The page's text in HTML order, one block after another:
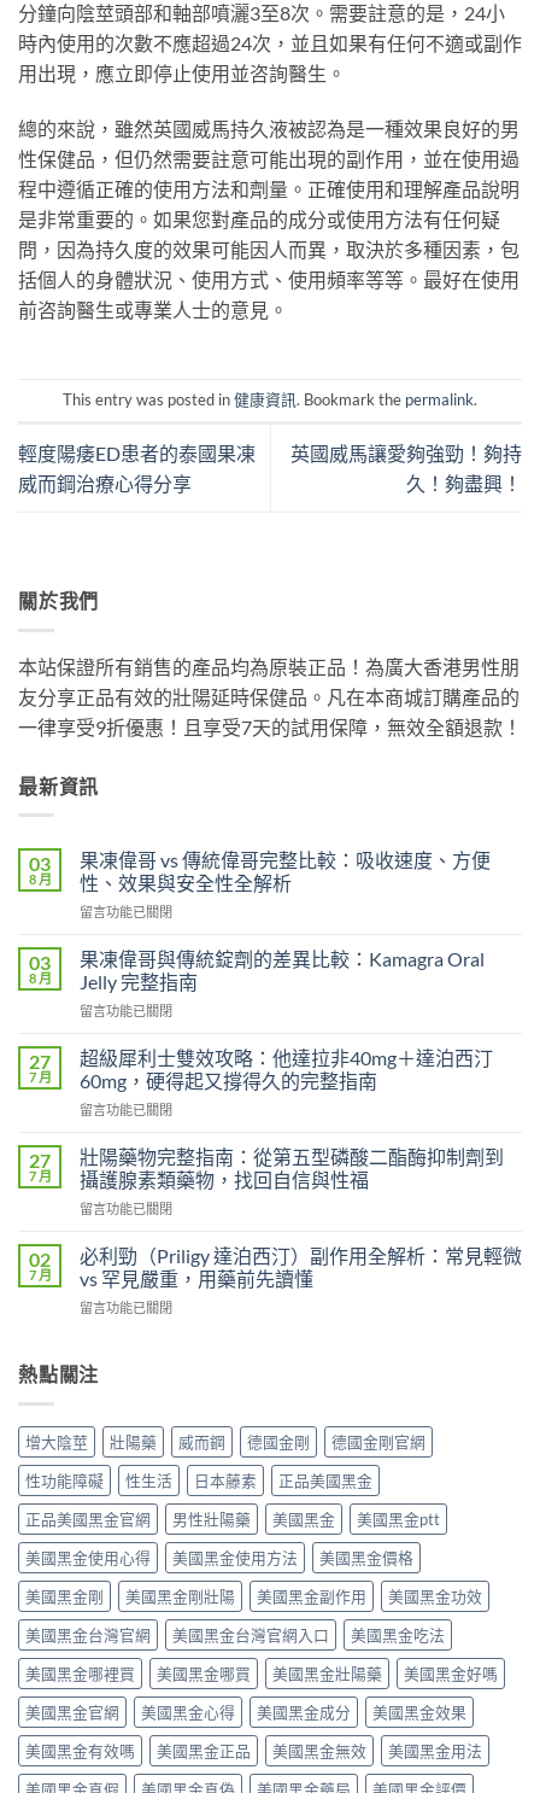
分鐘向陰莖頭部和軸部噴灑3至8次。需要註意的是，24小
時內使用的次數不應超過24次，並且如果有任何不適或副作
用出現，應立即停止使用並咨詢醫生。
總的來說，雖然英國威馬持久液被認為是一種效果良好的男
性保健品，但仍然需要註意可能出現的副作用，並在使用過
程中遵循正確的使用方法和劑量。正確使用和理解產品說明
是非常重要的。如果您對產品的成分或使用方法有任何疑
問，因為持久度的效果可能因人而異，取決於多種因素，包
括個人的身體狀況、使用方式、使用頻率等等。最好在使用
前咨詢醫生或專業人士的意見。
This entry was posted in健康資訊. Bookmark the permalink.
輕度陽痿ED患者的泰國果凍
威而鋼治療心得分享
英國威馬讓愛夠強勁！夠持
久！夠盡興！
關於我們
本站保證所有銷售的產品均為原裝正品！為廣大香港男性朋
友分享正品有效的壯陽延時保健品。凡在本商城訂購產品的
一律享受9折優惠！且享受7天的試用保障，無效全額退款！
最新資訊
03
8 月
果凍偉哥 vs 傳統偉哥完整比較：吸收速度、方便
性、效果與安全性全解析
在
凍
偉
哥
vs
統
偉
完
比
較：
收
度、
方
便
果
與
全
性
全
解
析〉
中
留言功能已關閉
03
8 月
果凍偉哥與傳統錠劑的差異比較：Kamagra Oral
Jelly 完整指南
在
凍
偉
哥
與
統
錠
劑
的
異
比
Kamagra
完
南〉
中
留言功能已關閉
27
7 月
超級犀利士雙效攻略：他達拉非40mg＋達泊西汀
60mg，硬得起又撐得久的完整指南
在
級
犀
利
士
效
他
非
達
泊
西
汀
60mg，
硬
得
起
又
撐
得
久
的
完
整
指
南〉
中
留言功能已關閉
27
7 月
壯陽藥物完整指南：從第五型磷酸二酯酶抑制劑到
攝護腺素類藥物，找回自信與性福
在
陽
藥
物
完
南：
五
型
磷
酸
二
酯
酶
抑
制
劑
到
攝
護
腺
素
類
藥
物，
留言功能已關閉
02
7 月
必利勁（Priligy 達泊西汀）副作用全解析：常見輕微
vs 罕見嚴重，用藥前先讀懂
在
勁
（Priligy
泊
西
汀）
副
作
用
全
解
析：
常
見
輕
微
vs
罕
見
嚴
重，
留言功能已關閉
熱點關注
增大陰莖 壯陽藥 威而鋼 德國金剛
德國金剛官網
性功能障礙
性生活 日本藤素
正品美國黑金
正品美國黑金官網
男性壯陽藥 美國黑金
美國黑金ptt
美國黑金使用心得
美國黑金使用方法
美國黑金價格
美國黑金剛
美國黑金剛壯陽 美國黑金副作用
美國黑金功效
美國黑金台灣官網
美國黑金台灣官網入口
美國黑金吃法
美國黑金哪裡買
美國黑金哪買 美國黑金壯陽藥
美國黑金好嗎
美國黑金官網
美國黑金心得 美國黑金成分
美國黑金效果
美國黑金有效嗎
美國黑金正品 美國黑金無效
美國黑金用法